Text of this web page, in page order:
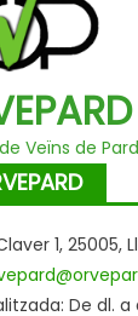
Veïns de
1, 25005,
De dl. a